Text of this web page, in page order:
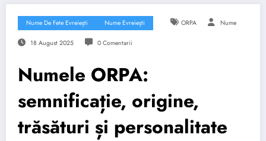
Nume De Fete Evreiești Nume Evreiești ORPA Nume
18 August 2025 0 Comentarii
Numele ORPA:
semnificație, origine,
trăsături și personalitate